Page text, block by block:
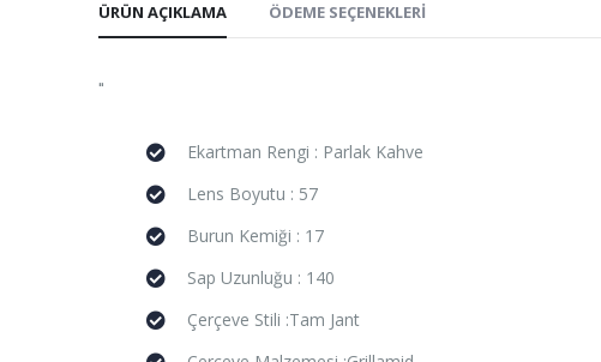
ÜRÜN AÇIKLAMA ÖDEME SEÇENEKLERI
"
Ekartman Rengi : Parlak Kahve
Lens Boyutu : 57
Burun Kemiği : 17
Sap Uzunluğu : 140
Çerçeve Stili :Tam Jant